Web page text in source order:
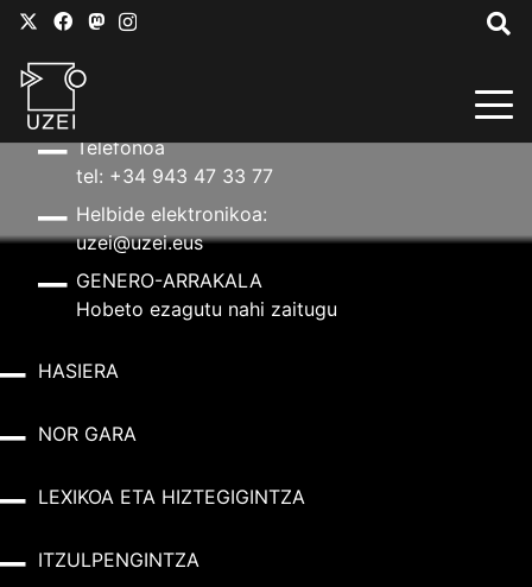
Helbidea
Telefonoa
tel: +34 943 47 33 77
Helbide elektronikoa:
uzei@uzei.eus
GENERO-ARRAKALA
Hobeto ezagutu nahi zaitugu
HASIERA
NOR GARA
LEXIKOA ETA HIZTEGIGINTZA
ITZULPENGINTZA